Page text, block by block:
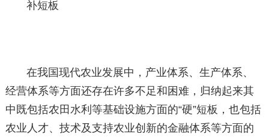
补短板
在我国现代农业发展中，产业体系、生产体系、
经营体系等方面还存在许多不足和困难，归纳起来其
中既包括农田水利等基础设施方面的“硬”短板，也包括
农业人才、技术及支持农业创新的金融体系等方面的